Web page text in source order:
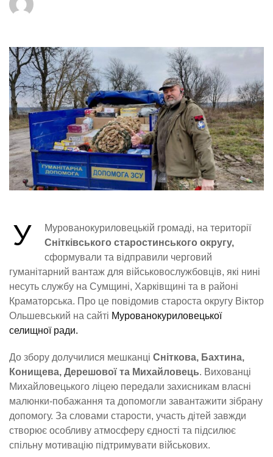
У
Мурованокуриловецькій громаді, на території
Снітківського старостинського округу,
сформували та відправили черговий
гуманітарний вантаж для військовослужбовців, які нині
несуть службу на Сумщині, Харківщині та в районі
Краматорська. Про це повідомив староста округу Віктор
Ольшевський на сайті Мурованокуриловецької
селищної ради.
До збору долучилися мешканці Сніткова, Бахтина,
Конищева, Дерешової та Михайловець. Вихованці
Михайловецького ліцею передали захисникам власні
малюнки-побажання та допомогли завантажити зібрану
допомогу. За словами старости, участь дітей завжди
створює особливу атмосферу єдності та підсилює
спільну мотивацію підтримувати військових.